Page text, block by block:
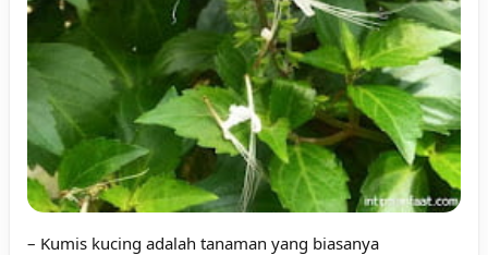
– Kumis kucing adalah tanaman yang biasanya